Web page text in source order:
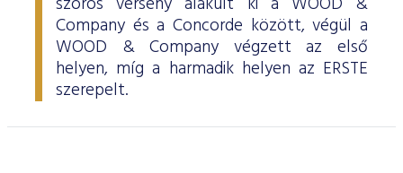
Company és a Concorde között, végül a
WOOD & Company végzett az első
helyen, míg a harmadik helyen az ERSTE
szerepelt.